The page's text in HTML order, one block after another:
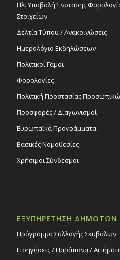
Ηλ. Υποβολή Ένστασης
Στοιχείων
Δελτία Τύπου / Ανακοινώσεις
Ημερολόγιο Εκδηλώσεων
Πολιτικοί Γάμοι
Φορολογίες
Πολιτική Προστασίας
Προσφορές / Διαγωνισμοί
Ευρωπαϊκά Προγράμματα
Βασικές Νομοθεσίες
Χρήσιμοι Σύνδεσμοι
ΕΞΥΠΗΡΕΤΗΣΗ ΔΗΜΟΤΩΝ
Πρόγραμμα Συλλογής Σκυβάλων
Εισηγήσεις / Παράπονα /